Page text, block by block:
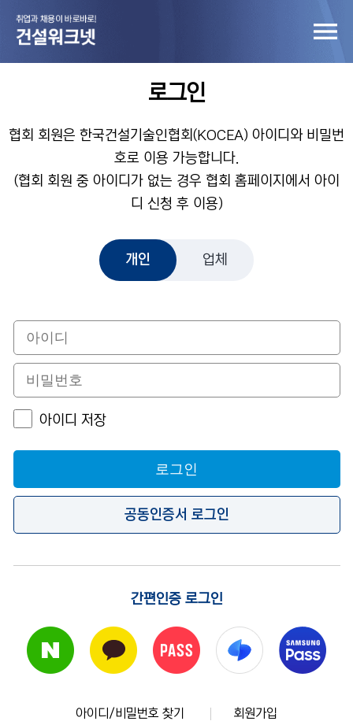
로그인
협회 회원은 한국건설기술인협회(KOCEA) 아이디와 비밀번
호로 이용 가능합니다.
(협회 회원 중 아이디가 없는 경우 협회 홈페이지에서 아이
디 신청 후 이용)
개인 업체
개인
아이디 저장
로그인
공동인증서 로그인
간편인증 로그인
아이디/비밀번호 찾기 회원가입